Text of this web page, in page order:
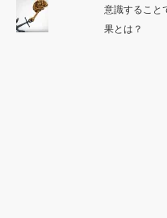
意識すること
果とは？